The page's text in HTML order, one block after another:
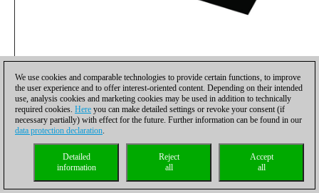
We use cookies and comparable technologies to provide certain functions, to improve
the user experience and to offer interest-oriented content. Depending on their intended
use, analysis cookies and marketing cookies may be used in addition to technically
required cookies. Here you can make detailed settings or revoke your consent (if
necessary partially) with effect for the future. Further information can be found in our
data protection declaration.
Accept
all
Reject
all
Detailed
information